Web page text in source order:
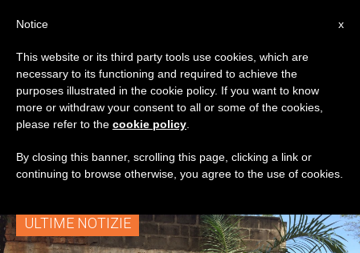
TAG
Posts Tagged ‘La Joie
De Vivre’
ULTIME NOTIZIE
x
Notice
This website or its third party tools use cookies, which are
necessary to its functioning and required to achieve the
purposes illustrated in the cookie policy. If you want to know
more or withdraw your consent to all or some of the cookies,
please refer to the cookie policy
By closing this banner, scrolling this page, clicking a link or
continuing to browse otherwise, you agree to the use of cookies.